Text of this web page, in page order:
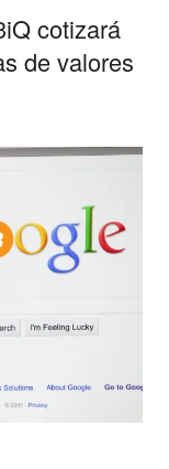
cotizará
de valores